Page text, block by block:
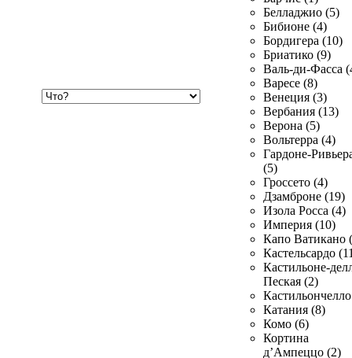
Белладжио (5)
Бибионе (4)
Бордигера (10)
Бриатико (9)
Валь-ди-Фасса
Варесе (8)
Венеция (3)
Вербания (13)
Верона (5)
Вольтерра (4)
Гардоне-
(5)
Гроссето (4)
Дзамброне (19)
Изола Росса (4)
Империя (10)
Капо Ватикано
Кастельсардо
Кастильоне-
Пеская (2)
Катания (8)
Комо (6)
Кортина
д’Ампеццо (2)